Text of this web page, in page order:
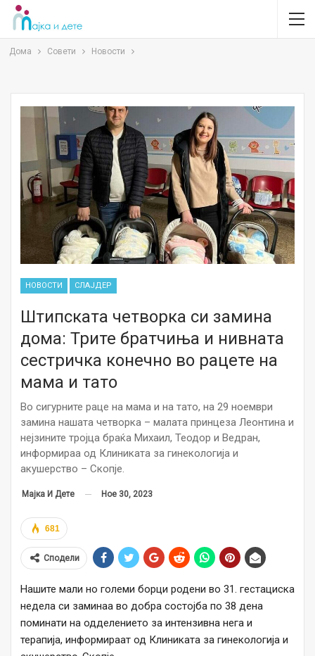
Дома Совети Новости
НОВОСТИ СЛАЈДЕР
Штипската четворка си замина
дома: Трите братчиња и нивната
сестричка конечно во рацете на
мама и тато
Во сигурните раце на мама и на тато, на 29 ноември
замина нашата четворка – малата принцеза Леонтина и
нејзините тројца браќа Михаил, Теодор и Ведран,
информираа од Клиниката за гинекологија и
акушерство – Скопје.
Мајка И Дете Ное 30, 2023
681
Сподели
Нашите мали но големи борци родени во 31. гестациска
недела си заминаа во добра состојба по 38 дена
поминати на одделението за интензивна нега и
терапија, информираат од Клиниката за гинекологија и